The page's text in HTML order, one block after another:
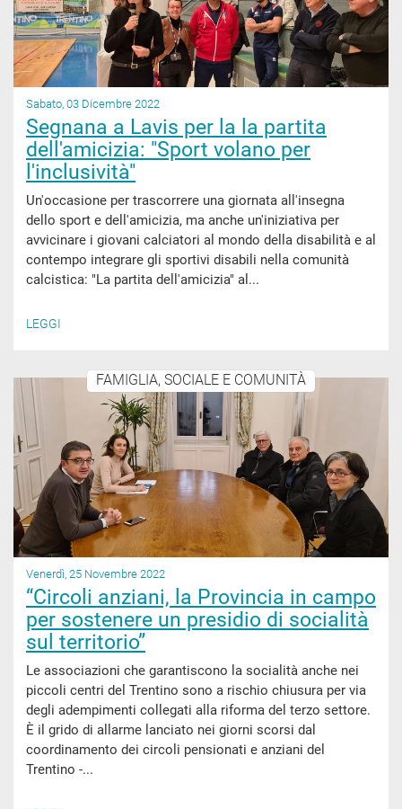
Sabato, 03 Dicembre 2022
Segnana a Lavis per la la partita
dell'amicizia: "Sport volano per
l'inclusività"
Un'occasione per trascorrere una giornata all'insegna
dello sport e dell'amicizia, ma anche un'iniziativa per
avvicinare i giovani calciatori al mondo della disabilità e al
contempo integrare gli sportivi disabili nella comunità
calcistica: "La partita dell'amicizia" al...
LEGGI
FAMIGLIA, SOCIALE E COMUNITÀ
Venerdì, 25 Novembre 2022
“Circoli anziani, la Provincia in campo
per sostenere un presidio di socialità
sul territorio”
Le associazioni che garantiscono la socialità anche nei
piccoli centri del Trentino sono a rischio chiusura per via
degli adempimenti collegati alla riforma del terzo settore.
È il grido di allarme lanciato nei giorni scorsi dal
coordinamento dei circoli pensionati e anziani del
Trentino -...